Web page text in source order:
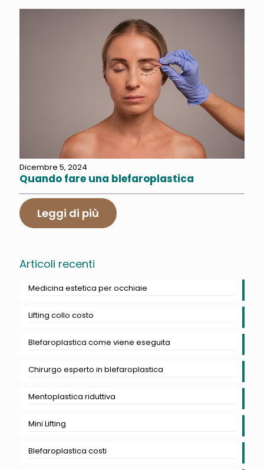
Dicembre 5, 2024
Quando fare una blefaroplastica
Leggi di più
Articoli recenti
Medicina estetica per occhiaie
Lifting collo costo
Blefaroplastica come viene eseguita
Chirurgo esperto in blefaroplastica
Mentoplastica riduttiva
Mini Lifting
Blefaroplastica costi